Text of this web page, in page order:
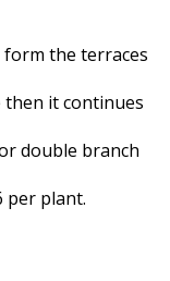
the terraces
then it continues
double branch
per plant.